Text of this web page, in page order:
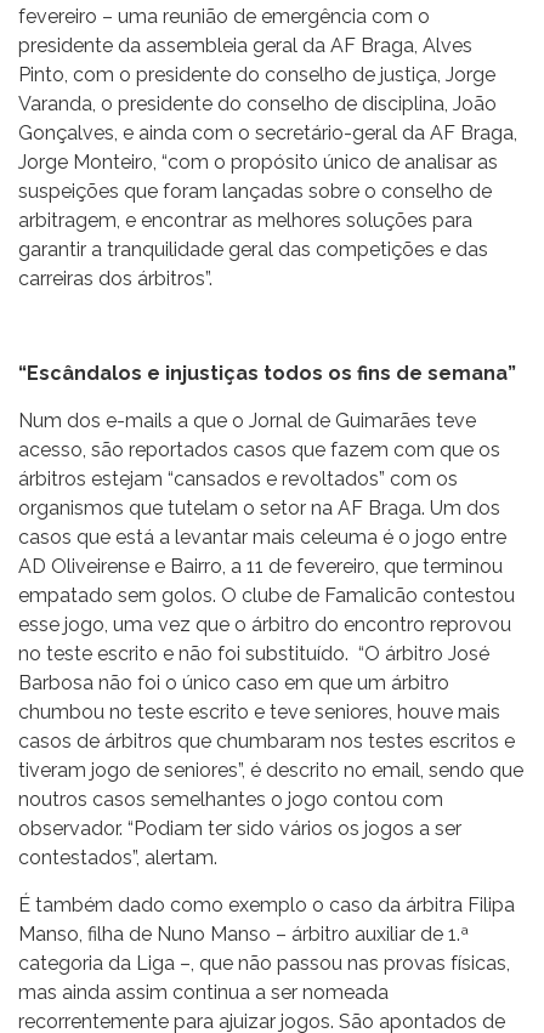
fevereiro – uma reunião de emergência com o
presidente da assembleia geral da AF Braga, Alves
Pinto, com o presidente do conselho de justiça, Jorge
Varanda, o presidente do conselho de disciplina, João
Gonçalves, e ainda com o secretário-geral da AF Braga,
Jorge Monteiro, “com o propósito único de analisar as
suspeições que foram lançadas sobre o conselho de
arbitragem, e encontrar as melhores soluções para
garantir a tranquilidade geral das competições e das
carreiras dos árbitros”.
“Escândalos e injustiças todos os fins de semana”
Num dos e-mails a que o Jornal de Guimarães teve
acesso, são reportados casos que fazem com que os
árbitros estejam “cansados e revoltados” com os
organismos que tutelam o setor na AF Braga. Um dos
casos que está a levantar mais celeuma é o jogo entre
AD Oliveirense e Bairro, a 11 de fevereiro, que terminou
empatado sem golos. O clube de Famalicão contestou
esse jogo, uma vez que o árbitro do encontro reprovou
no teste escrito e não foi substituído. “O árbitro José
Barbosa não foi o único caso em que um árbitro
chumbou no teste escrito e teve seniores, houve mais
casos de árbitros que chumbaram nos testes escritos e
tiveram jogo de seniores”, é descrito no email, sendo que
noutros casos semelhantes o jogo contou com
observador. “Podiam ter sido vários os jogos a ser
contestados”, alertam.
É também dado como exemplo o caso da árbitra Filipa
Manso, filha de Nuno Manso – árbitro auxiliar de 1.ª
categoria da Liga –, que não passou nas provas físicas,
mas ainda assim continua a ser nomeada
recorrentemente para ajuizar jogos. São apontados de